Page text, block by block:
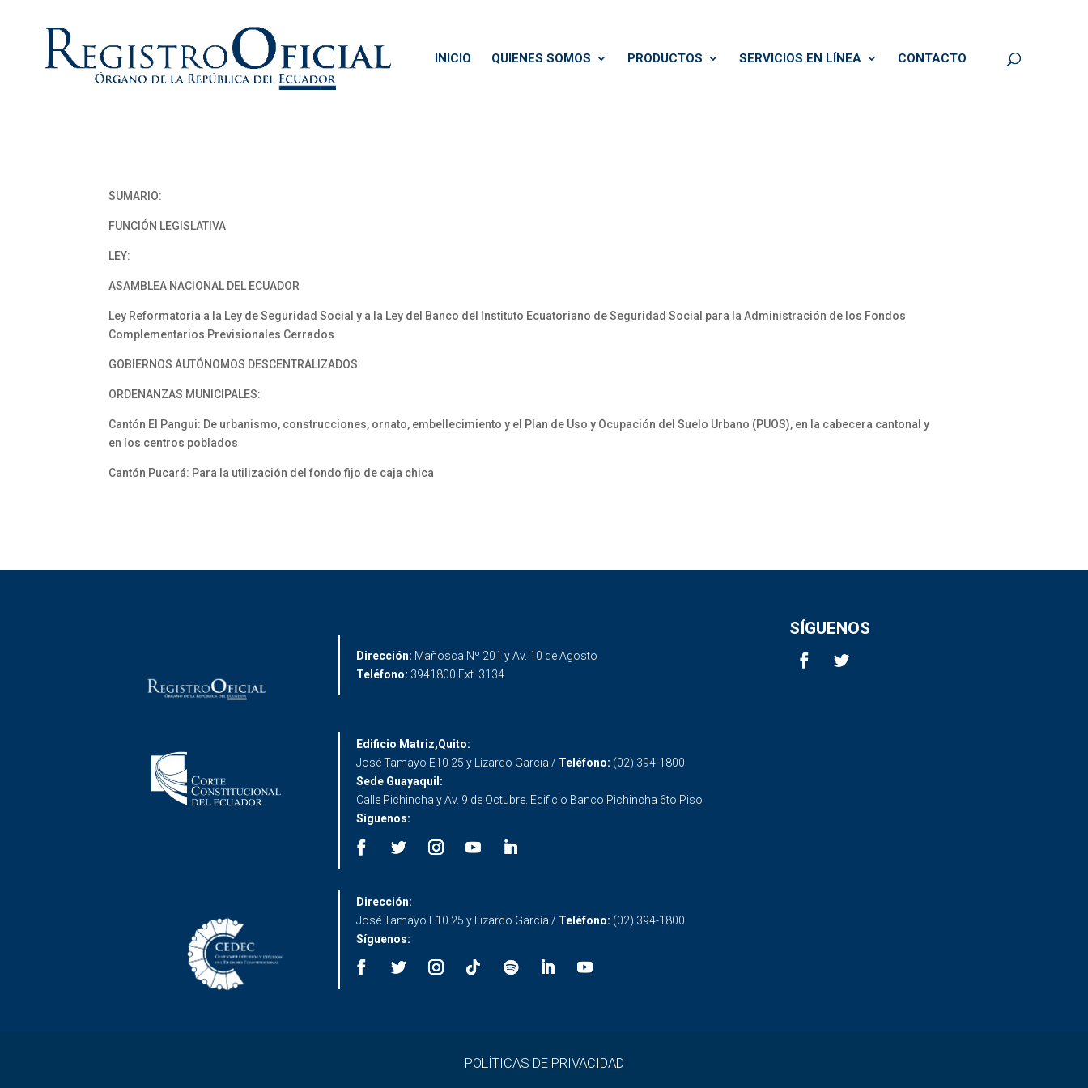
INICIO QUIENES SOMOS PRODUCTOS SERVICIOS EN LÍNEA CONTACTO
SUMARIO:
FUNCIÓN LEGISLATIVA
LEY:
ASAMBLEA NACIONAL DEL ECUADOR
Ley Reformatoria a la Ley de Seguridad Social y a la Ley del Banco del Instituto Ecuatoriano de Seguridad Social para la Administración de los Fondos
Complementarios Previsionales Cerrados
GOBIERNOS AUTÓNOMOS DESCENTRALIZADOS
ORDENANZAS MUNICIPALES:
Cantón El Pangui: De urbanismo, construcciones, ornato, embellecimiento y el Plan de Uso y Ocupación del Suelo Urbano (PUOS), en la cabecera cantonal y
en los centros poblados
Cantón Pucará: Para la utilización del fondo fijo de caja chica
Dirección: Mañosca Nº 201 y Av. 10 de Agosto
Teléfono: 3941800 Ext. 3134
SÍGUENOS
Edificio Matriz,Quito:
José Tamayo E10 25 y Lizardo García / Teléfono: (02) 394-1800
Sede Guayaquil:
Calle Pichincha y Av. 9 de Octubre. Edificio Banco Pichincha 6to Piso
Síguenos:
Dirección:
José Tamayo E10 25 y Lizardo García / Teléfono: (02) 394-1800
Síguenos:
POLÍTICAS DE PRIVACIDAD